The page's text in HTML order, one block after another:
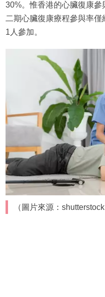
30%。惟香港的心臟復康
二期心臟復康療程參與率
1人參加。
（圖片來源：shutterstock